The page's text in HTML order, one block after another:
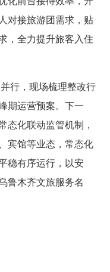
对接旅游团需求，贴
，全力提升旅客入住
行，现场梳理整改行
期运营预案。下一
态化联动监管机制，
宾馆等业态，常态化
稳有序运行，以安
鲁木齐文旅服务名